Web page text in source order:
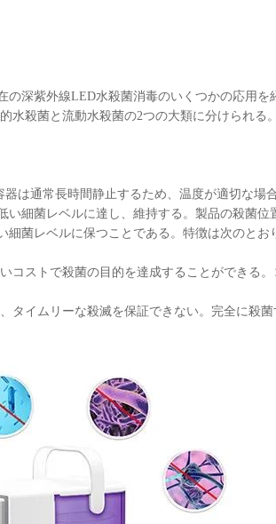
深紫外線LED水殺菌消毒のいくつかの応用を
殺菌と流動水殺菌の2つの大類に分けられる。
通常長時間静止するため、温度が適切な場
細菌レベルに達し、維持する。製品の殺菌
菌レベルに保つことである。特徴は次のとお
ストで殺菌の目的を達成することができる。
イムリーな殺滅を保証できない。完全に殺